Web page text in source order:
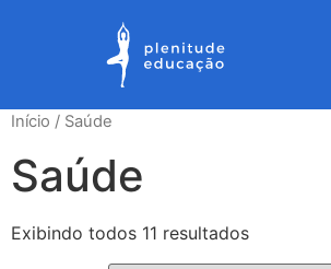
Início / Saúde
Saúde
Exibindo todos 11 resultados